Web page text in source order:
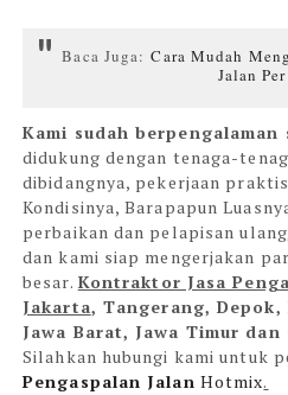
Baca Juga:Cara Mudah
Jalan
Kami sudah
didukung dengan tenaga-
dibidangnya, pekerjaan
Kondisinya, Barapapun
perbaikan dan pelapisan
dan kami siap mengerjakan
besar. Kontraktor Jasa
Jakarta, Tangerang,
Jawa Barat, Jawa Timur
Silahkan hubungi kami untuk
Pengaspalan Jalan Hotmix.